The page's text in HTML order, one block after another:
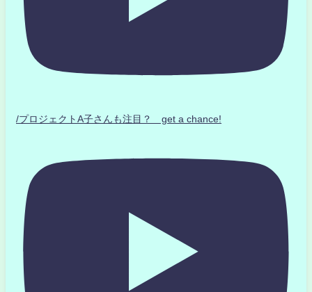
/プロジェクトA子さんも注目？ get a chance!